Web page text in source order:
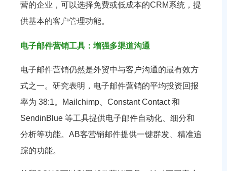
营的企业，可以选择免费或低成本的CRM系统，提
供基本的客户管理功能。
电子邮件营销工具：增强多渠道沟通
电子邮件营销仍然是外贸中与客户沟通的最有效方
式之一。研究表明，电子邮件营销的平均投资回报
率为 38:1。Mailchimp、Constant Contact 和
SendinBlue 等工具提供电子邮件自动化、细分和
分析等功能。AB客营销邮件提供一键群发、精准追
踪的功能。